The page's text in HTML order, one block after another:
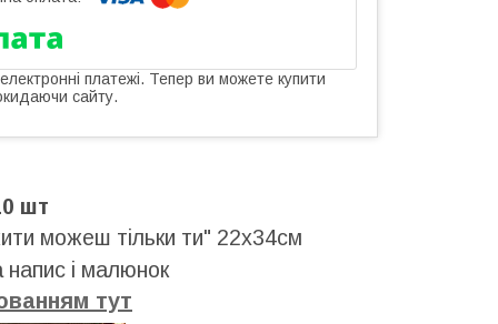
платежі. Тепер ви можете купити
сайту.
шт
можеш тільки ти" 22х34см
і малюнок
тут